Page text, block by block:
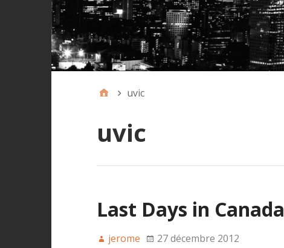
uvic
uvic
Last Days in Canada
jerome 27 décembre 2012